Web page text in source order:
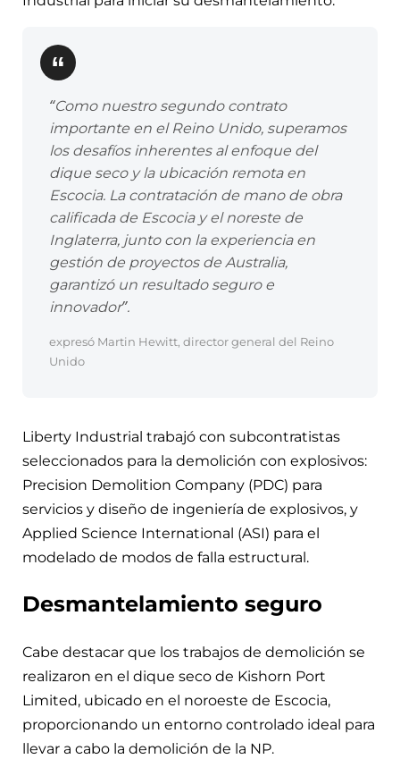
“Como nuestro segundo contrato
importante en el Reino Unido, superamos
los desafíos inherentes al enfoque del
dique seco y la ubicación remota en
Escocia. La contratación de mano de obra
calificada de Escocia y el noreste de
Inglaterra, junto con la experiencia en
gestión de proyectos de Australia,
garantizó un resultado seguro e
innovador”.
expresó Martin Hewitt, director general del Reino
Unido
Liberty Industrial trabajó con subcontratistas
seleccionados para la demolición con explosivos:
Precision Demolition Company (PDC) para
servicios y diseño de ingeniería de explosivos, y
Applied Science International (ASI) para el
modelado de modos de falla estructural.
Desmantelamiento seguro
Cabe destacar que los trabajos de demolición se
realizaron en el dique seco de Kishorn Port
Limited, ubicado en el noroeste de Escocia,
proporcionando un entorno controlado ideal para
llevar a cabo la demolición de la NP.